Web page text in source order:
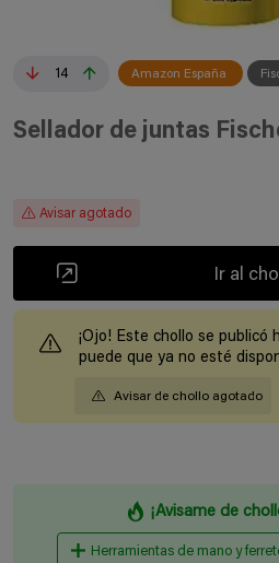
14 Amazon España
Sellador de juntas
Avisar agotado
Ir al
¡Ojo! Este chollo se publicó
puede que ya no esté
Avisar de chollo agotado
¡Avisame de
Herramientas de mano y